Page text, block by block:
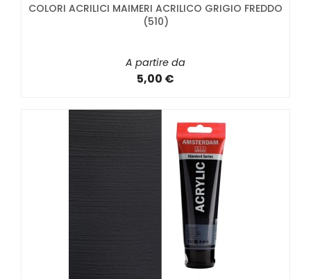
COLORI ACRILICI MAIMERI ACRILICO GRIGIO FREDDO
(510)
A partire da
5,00 €